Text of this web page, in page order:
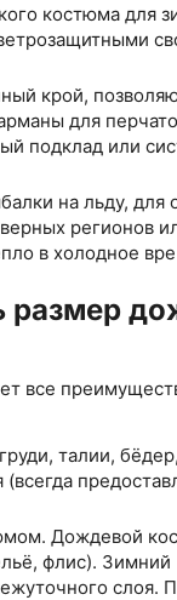
костюма для
крой,
для
подклад или
на льду, для
регионов
в холодное
размер
все
талии,
Дождевой
флис).
слоя.